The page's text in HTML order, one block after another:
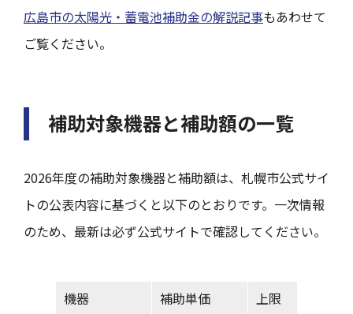
広島市の太陽光・蓄電池補助金の解説記事もあわせて
ご覧ください。
補助対象機器と補助額の一覧
2026年度の補助対象機器と補助額は、札幌市公式サイ
トの公表内容に基づくと以下のとおりです。一次情報
のため、最新は必ず公式サイトで確認してください。
機器 補助単価
上限